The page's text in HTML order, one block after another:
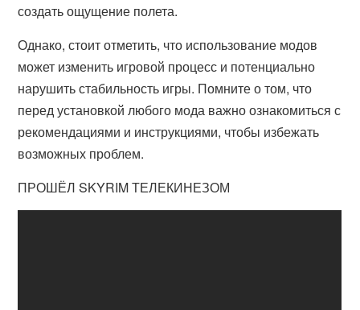
создать ощущение полета.
Однако, стоит отметить, что использование модов
может изменить игровой процесс и потенциально
нарушить стабильность игры. Помните о том, что
перед установкой любого мода важно ознакомиться с
рекомендациями и инструкциями, чтобы избежать
возможных проблем.
ПРОШЁЛ SKYRIM ТЕЛЕКИНЕЗОМ